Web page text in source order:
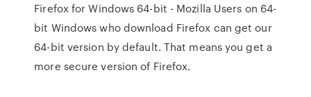
Firefox for Windows 64-bit - Mozilla Users on 64-
bit Windows who download Firefox can get our
64-bit version by default. That means you get a
more secure version of Firefox.